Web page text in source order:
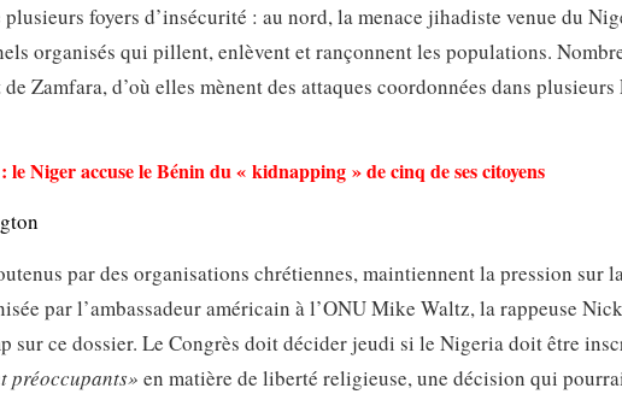
foyers d’insécurité : au nord, la menace jihadiste venue du
organisés qui pillent, enlèvent et rançonnent les populations.
Zamfara, d’où elles mènent des attaques coordonnées dans plusieurs
le Niger accuse le Bénin du « kidnapping » de cinq de ses citoyens
par des organisations chrétiennes, maintiennent la pression sur
par l’ambassadeur américain à l’ONU Mike Waltz, la rappeuse
sur ce dossier. Le Congrès doit décider jeudi si le Nigeria doit être
préoccupants» en matière de liberté religieuse, une décision qui